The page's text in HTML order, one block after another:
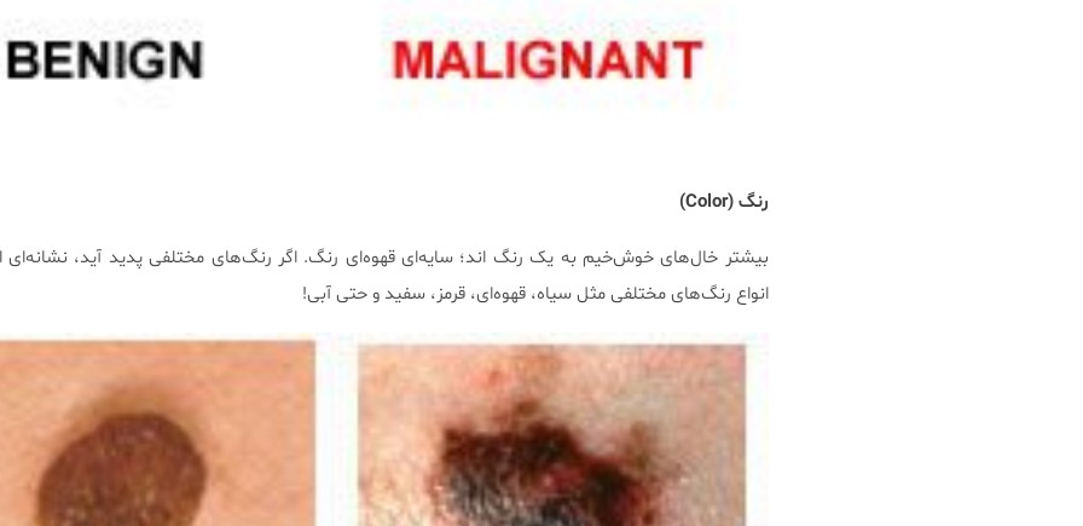
رنگ (Color
)
بیشتر خال‌های خوش‌خیم به یک رنگ اند؛ سایه‌ای قهوه‌ای رنگ. اگر رنگ‌های مختلفی پدید آید،
انواع رنگ‌های مختلفی مثل سیاه، قهوه‌ای، قرمز، سفید و حتی آبی!